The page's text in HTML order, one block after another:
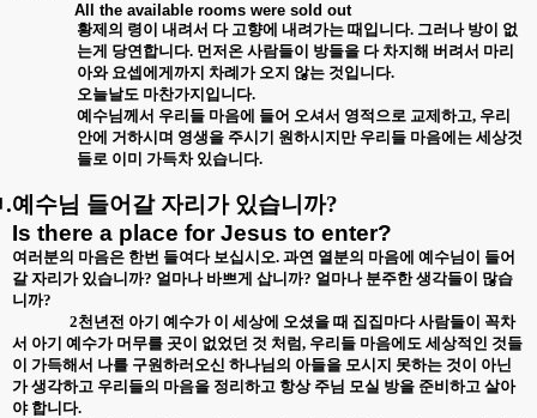
All the available rooms were sold out
황제의 령이 내려서 다 고향에 내려가는 때입니다. 그러나 방이 없
는게 당연합니다. 먼저온 사람들이 방들을 다 차지해 버려서 마리
아와 요셉에게까지 차례가 오지 않는 것입니다.
오늘날도 마찬가지입니다.
예수님께서 우리들 마음에 들어 오셔서 영적으로 교제하고, 우리
안에 거하시며 영생을 주시기 원하시지만 우리들 마음에는 세상것
들로 이미 가득차 있습니다.
.예수님 들어갈 자리가 있습니까?
Is there a place for Jesus to enter?
여러분의 마음은 한번 들여다 보십시오. 과연 열분의 마음에 예수님이 들어
갈 자리가 있습니까? 얼마나 바쁘게 삽니까? 얼마나 분주한 생각들이 많습
니까?
2천년전 아기 예수가 이 세상에 오셨을 때 집집마다 사람들이 꼭차
서 아기 예수가 머무를 곳이 없었던 것 처럼 , 우리들 마음에도 세상적인 것들
이 가득해서 나를 구원하러오신 하나님의 아들을 모시지 못하는 것이 아닌
가 생각하고 우리들의 마음을 정리하고 항상 주님 모실 방을 준비하고 살아
야 합니다.